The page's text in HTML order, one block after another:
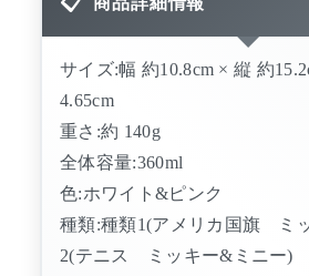
サイズ:幅 約10.8cm × 縦 約
4.65cm
重さ:約 140g
全体容量:360ml
色:ホワイト&ピンク
種類:種類1(アメリカ国旗 ミ
2(テニス ミッキー&ミニー)